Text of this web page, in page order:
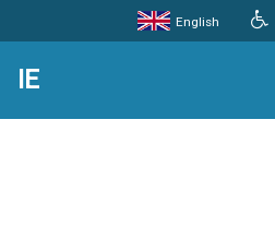
English
IE